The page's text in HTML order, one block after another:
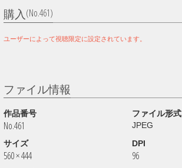
購入(No.461)
ユーザーによって視聴限定に設定されています。
ファイル情報
作品番号
No.461
ファイル形式
JPEG
サイズ
560 × 444
DPI
96